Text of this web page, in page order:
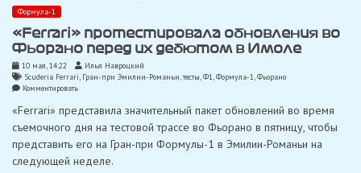
Формула-1
«Ferrari» протестировала обновления во
Фьорано перед их дебютом в Имоле
10 мая, 14:22
Илья Навроцкий
Scuderia Ferrari, Гран-при Эмилии-Романьи,тесты,Ф1,Формула-1,Фьорано
Комментироватьon
протестировала
во
Фьорано
их
«Ferrari» представила значительный пакет обновлений во время
съемочного дня на тестовой трассе во Фьорано в пятницу, чтобы
представить его на Гран-при Формулы-1 в Эмилии-Романьи на
следующей неделе.